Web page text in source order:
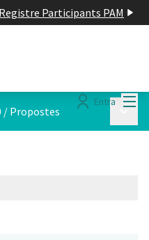
Participants PAM
Entra
/ Propostes